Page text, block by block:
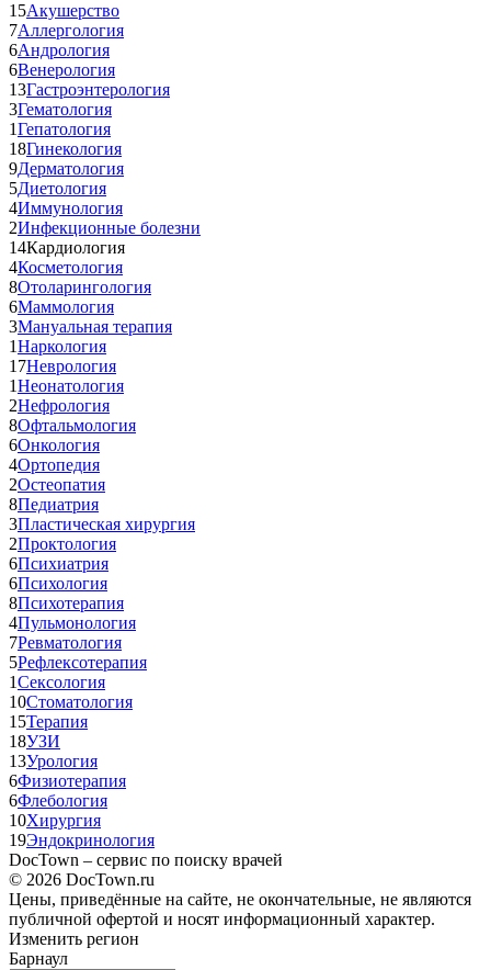
15Акушерство
7Аллергология
6Андрология
6Венерология
13Гастроэнтерология
3Гематология
1Гепатология
18Гинекология
9Дерматология
5Диетология
4Иммунология
2Инфекционные болезни
14Кардиология
4Косметология
8Отоларингология
6Маммология
3Мануальная терапия
1Наркология
17Неврология
1Неонатология
2Нефрология
8Офтальмология
6Онкология
4Ортопедия
2Остеопатия
8Педиатрия
3Пластическая хирургия
2Проктология
6Психиатрия
6Психология
8Психотерапия
4Пульмонология
7Ревматология
5Рефлексотерапия
1Сексология
10Стоматология
15Терапия
18УЗИ
13Урология
6Физиотерапия
6Флебология
10Хирургия
19Эндокринология
DocTown – сервис по поиску врачей
© 2026 DocTown.ru
Цены, приведённые на сайте, не окончательные, не являются
публичной офертой и носят информационный характер.
Изменить регион
Барнаул